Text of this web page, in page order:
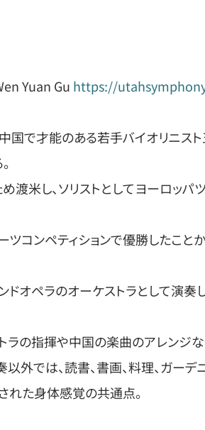
Yuan Gu https://
国で才能のある若手バイオリニス
米し、ソリストとしてヨーロッパ
コンペティションで優勝したこ
ドオペラのオーケストラとして演
の指揮や中国の楽曲のアレンジな
外では、読書、書画、料理、ガーデ
れた身体感覚の共通点。